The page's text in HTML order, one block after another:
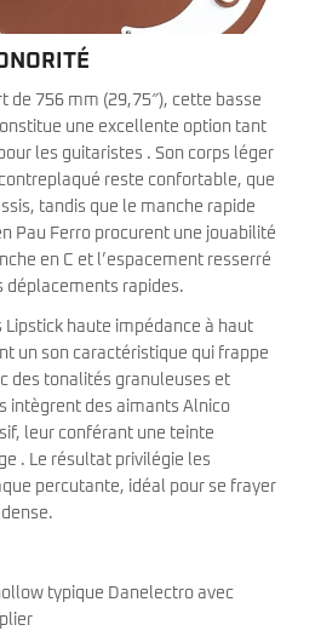
de 756 mm (29,75″), cette basse
une excellente option tant
les guitaristes . Son corps léger
reste confortable, que
tandis que le manche rapide
Pau Ferro procurent une jouabilité
en C et l’espacement resserré
déplacements rapides.
Lipstick haute impédance à haut
un son caractéristique qui frappe
des tonalités granuleuses et
intègrent des aimants Alnico
leur conférant une teinte
. Le résultat privilégie les
percutante, idéal pour se frayer
typique Danelectro avec